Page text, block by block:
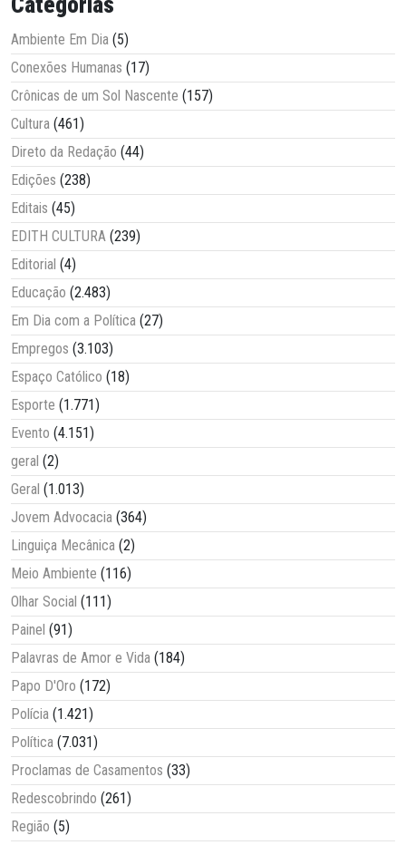
Categorias
Ambiente Em Dia (5)
Conexões Humanas (17)
Crônicas de um Sol Nascente (157)
Cultura (461)
Direto da Redação (44)
Edições (238)
Editais (45)
EDITH CULTURA (239)
Editorial (4)
Educação (2.483)
Em Dia com a Política (27)
Empregos (3.103)
Espaço Católico (18)
Esporte (1.771)
Evento (4.151)
geral (2)
Geral (1.013)
Jovem Advocacia (364)
Linguiça Mecânica (2)
Meio Ambiente (116)
Olhar Social (111)
Painel (91)
Palavras de Amor e Vida (184)
Papo D'Oro (172)
Polícia (1.421)
Política (7.031)
Proclamas de Casamentos (33)
Redescobrindo (261)
Região (5)